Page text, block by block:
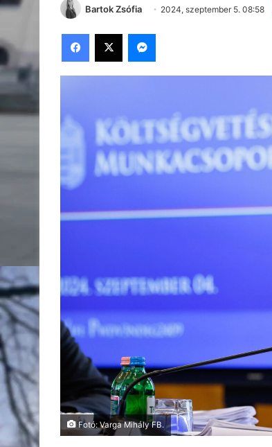
Bartok Zsófia 2024, szeptember 5. 08:58
Facebook
X Messenger
Fotó: Varga Mihály FB.